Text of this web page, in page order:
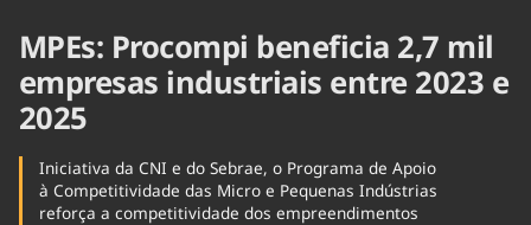
MPEs: Procompi beneficia 2,7 mil
empresas industriais entre 2023 e
2025
Iniciativa da CNI e do Sebrae, o Programa de Apoio
à Competitividade das Micro e Pequenas Indústrias
reforça a competitividade dos empreendimentos